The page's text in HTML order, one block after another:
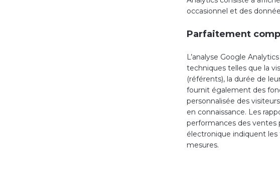
occasionnel et des
Parfaitement
L’analyse Google
techniques telles que la
(référents), la durée de
fournit également des
personnalisée des
en connaissance. Les
performances des ventes
électronique indiquent
mesures.